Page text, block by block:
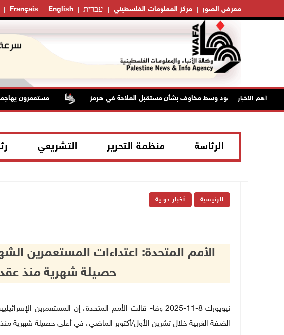
Français English עברית مركز المعلومات الفلسطيني معرض الصور
أهم الاخبار
تواصل الصعود وسط مخاوف بشأن مستقبل الملاحة في هرمز مستعمرون يهاجمون
الرئاسة منظمة التحرير التشريعي
الرئيسية أخبار دولية
الأمم المتحدة: اعتداءات المستعمرين
حصيلة شهرية منذ
الضفة الغربية خلال تشرين الأول/أكتوبر الماضي، في أعلى حصيلة شهرية منذ نحو 20